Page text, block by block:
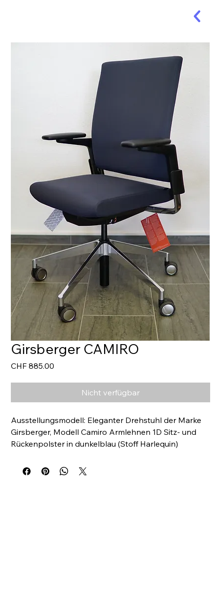
Girsberger CAMIRO
CHF 885.00
Nicht verfügbar
Ausstellungsmodell: Eleganter Drehstuhl der Marke
Girsberger, Modell Camiro Armlehnen 1D Sitz- und
Rückenpolster in dunkelblau (Stoff Harlequin)
Lieferung in CHF